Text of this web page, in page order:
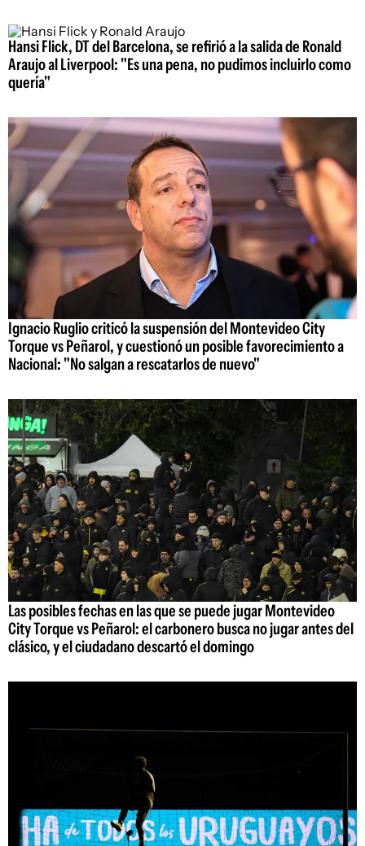
Hansi Flick, DT del Barcelona, se refirió a la salida de Ronald
Araujo al Liverpool: "Es una pena, no pudimos incluirlo como
quería"
Ignacio Ruglio criticó la suspensión del Montevideo City
Torque vs Peñarol, y cuestionó un posible favorecimiento a
Nacional: "No salgan a rescatarlos de nuevo"
Las posibles fechas en las que se puede jugar Montevideo
City Torque vs Peñarol: el carbonero busca no jugar antes del
clásico, y el ciudadano descartó el domingo